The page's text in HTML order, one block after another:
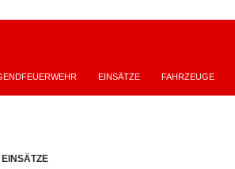
EINSÄTZE FAHRZEUGE
EINSÄTZE